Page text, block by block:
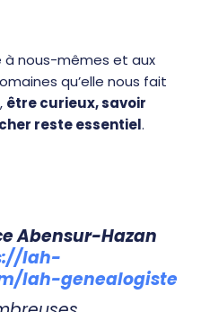
à nous-mêmes et aux
qu’elle nous fait
être curieux, savoir
reste essentiel.
Abensur-Hazan
lah-
lah-genealogiste